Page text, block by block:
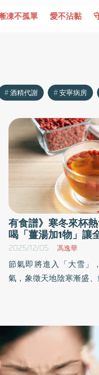
單 愛不沾黏 守護腺
酒精代謝 安寧病房
有食譜》寒冬來杯
喝「薑湯加1物」讓
2025/12/05 馮逸華
節氣即將進入「大雪」
氣，象徵天地陰寒漸盛
用暖暖包敷於腹部或腰
茶飲」潤肺養顏。